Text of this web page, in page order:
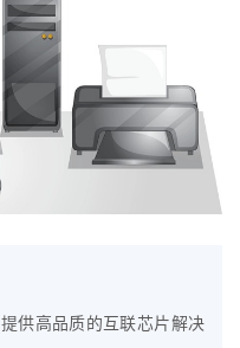
供高品质的互联芯片解决